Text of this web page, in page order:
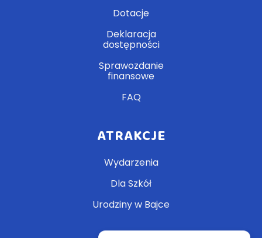
Dotacje
Deklaracja
dostępności
Sprawozdanie
finansowe
FAQ
ATRAKCJE
Wydarzenia
Dla Szkół
Urodziny w Bajce